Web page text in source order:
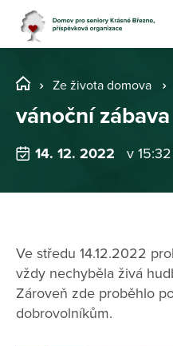
Ze života domova
vánoční zábava
14. 12. 2022 v
Ve středu 14.12.2022
vždy nechyběla živá
Zároveň zde proběhlo
dobrovolníkům.